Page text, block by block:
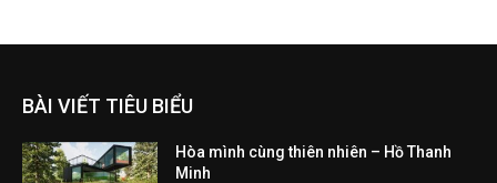
BÀI VIẾT TIÊU BIỂU
Hòa mình cùng thiên nhiên – Hồ Thanh
Minh